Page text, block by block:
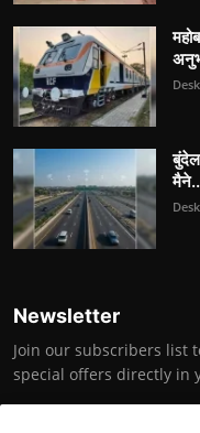
Newsletter
Join our subscribers list
special offers directly in